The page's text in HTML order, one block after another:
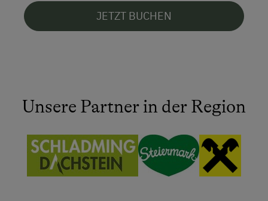
JETZT BUCHEN
Unsere Partner in der Region